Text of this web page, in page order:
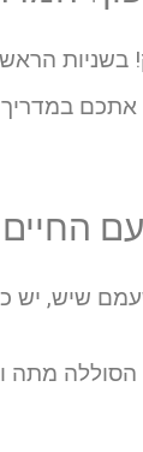
במדריך
שיש, יש
מתה